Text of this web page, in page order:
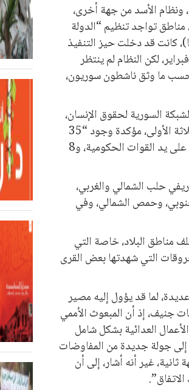
ونظام الأسد من جهة أخرى،
تواجد تنظيم “الدولة
كانت قد دخلت حيز التنفيذ
لكن النظام لم ينتظر
خلال الـ24 ساعة الأولى، بحسب ما وثق ناشطون سوريون،
السورية لحقوق الإنسان،
تسعة وأربعين خرقاً، من قبل النظام وحلفائه للهدنة في أيامها الثلاثة الأولى، مؤكدة وجود “35
خرقاً في اليوم الثاني لهدنة وقف إطلاق النار في سوريا، 27 منها على يد القوات الحكومية، و8
حلب الشمالي والغربي،
وحمص الشمالي، وفي
مناطق البلاد، خاصة التي
التي شهدتها بعض القرى
لما قد يؤول إليه مصير
جنيف، إذ أن المبعوث الأممي
العدائية بشكل شامل
إلى جولة جديدة من المفاوضات
من جهة ثانية، غير أنه أشار، إلى أن